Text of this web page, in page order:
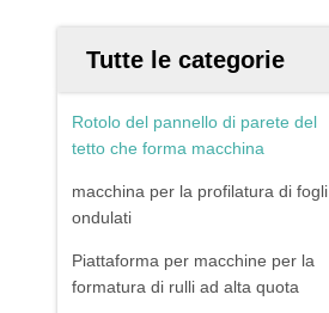
Tutte le categorie
Rotolo del pannello di parete del
tetto che forma macchina
macchina per la profilatura di fogli
ondulati
Piattaforma per macchine per la
formatura di rulli ad alta quota